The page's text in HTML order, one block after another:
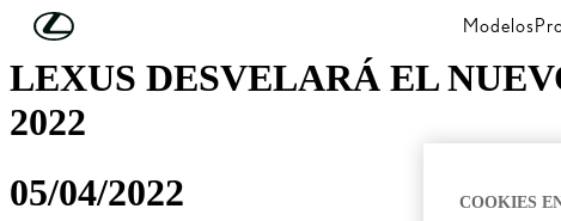
Skip to Main Content Modelos
LEXUS DESVELARÁ EL
2022
05/04/2022
COOKIES